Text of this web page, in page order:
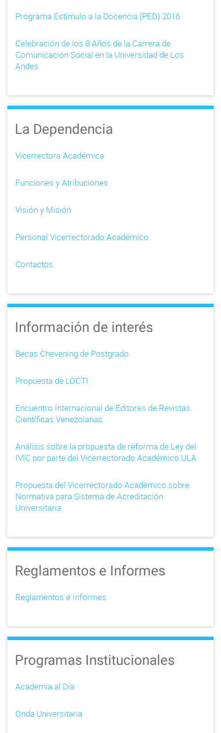
Programa Estímulo a la Docencia (PED) 2016
Celebración de los 8 Años de la Carrera de
Comunicación Social en la Universidad de Los
Andes
La Dependencia
Vicerrectora Académica
Funciones y Atribuciones
Visión y Misión
Personal Vicerrectorado Académico
Contactos
Información de interés
Becas Chevening de Postgrado
Propuesta de LOCTI
Encuentro Internacional de Editores de Revistas
Científicas Venezolanas
Análisis sobre la propuesta de reforma de Ley del
IVIC por parte del Vicerrectorado Académico ULA
Propuesta del Vicerrectorado Académico sobre
Normativa para Sistema de Acreditación
Universitaria
Reglamentos e Informes
Reglamentos e Informes
Programas Institucionales
Academia al Día
Onda Universitaria